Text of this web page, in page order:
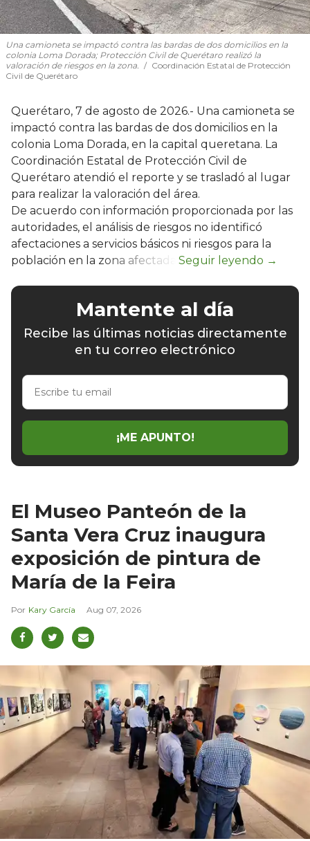
Una camioneta se impactó contra las bardas de dos domicilios en la
colonia Loma Dorada; Protección Civil de Querétaro realizó la
valoración de riesgos en la zona.
Coordinación Estatal de Protección
Civil de Querétaro
Querétaro, 7 de agosto de 2026.- Una camioneta se
impactó contra las bardas de dos domicilios en la
colonia Loma Dorada, en la capital queretana. La
Coordinación Estatal de Protección Civil de
Querétaro atendió el reporte y se trasladó al lugar
para realizar la valoración del área.
De acuerdo con información proporcionada por las
autoridades, el análisis de riesgos no identificó
afectaciones a servicios básicos ni riesgos para la
población en la zona afectada.
Mantente al día
Recibe las últimas noticias directamente
en tu correo electrónico
Escribe
email
¡ME APUNTO!
El Museo Panteón de la
Santa Vera Cruz inaugura
exposición de pintura de
María de la Feira
Kary García Aug 07, 2026